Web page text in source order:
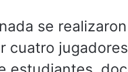
se
cuatro